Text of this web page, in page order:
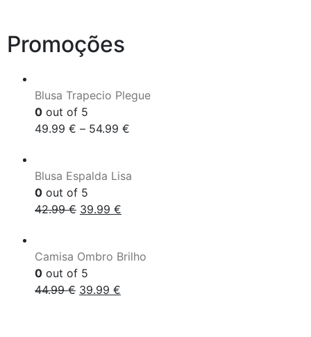
Promoções
Blusa Trapecio Plegue
0 out of 5
49.99 € – 54.99 €
Blusa Espalda Lisa
0 out of 5
42.99€ 39.99 €
Camisa Ombro Brilho
0 out of 5
44.99€ 39.99 €